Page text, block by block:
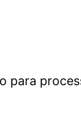
para